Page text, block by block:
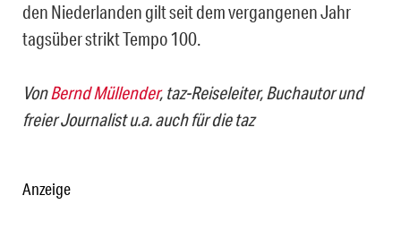
den Niederlanden gilt seit dem vergangenen Jahr
tagsüber strikt Tempo 100.
VonBernd Müllender, taz-Reiseleiter, Buchautor und
freier Journalist u.a. auch für die taz
Anzeige